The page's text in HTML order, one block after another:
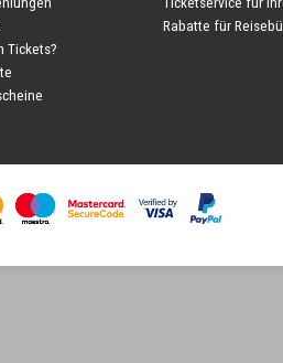
Tickets?
Rabatte für